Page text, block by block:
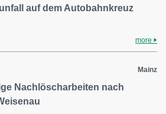
auf dem Autobahnkreuz
more
Mainz
Nachlöscharbeiten nach